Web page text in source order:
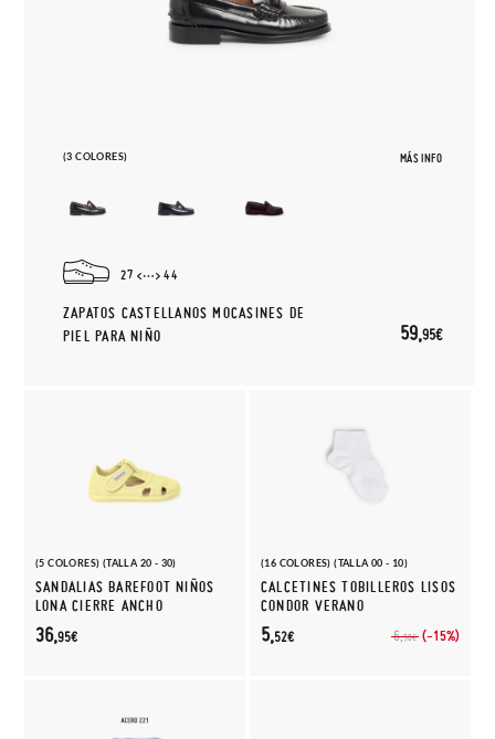
(3 COLORES) MÁS INFO
27 44
ZAPATOS CASTELLANOS MOCASINES DE
PIEL PARA NIÑO
59,95€
(5 COLORES) (TALLA 20 - 30)
SANDALIAS BAREFOOT NIÑOS
LONA CIERRE ANCHO
36,95€
(16 COLORES) (TALLA 00 - 10)
CALCETINES TOBILLEROS LISOS
CONDOR VERANO
6,50€ (-15%)
5,52€